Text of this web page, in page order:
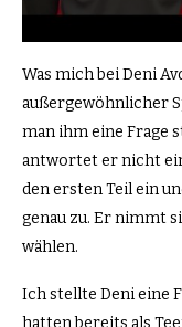
Was mich bei Deni
außergewöhnlicher
man ihm eine Frage
antwortet er nicht
den ersten Teil ein
genau zu. Er nimmt
wählen.
Ich stellte Deni eine